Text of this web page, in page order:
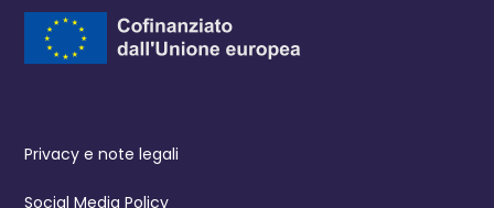
Privacy e note legali
Social Media Policy